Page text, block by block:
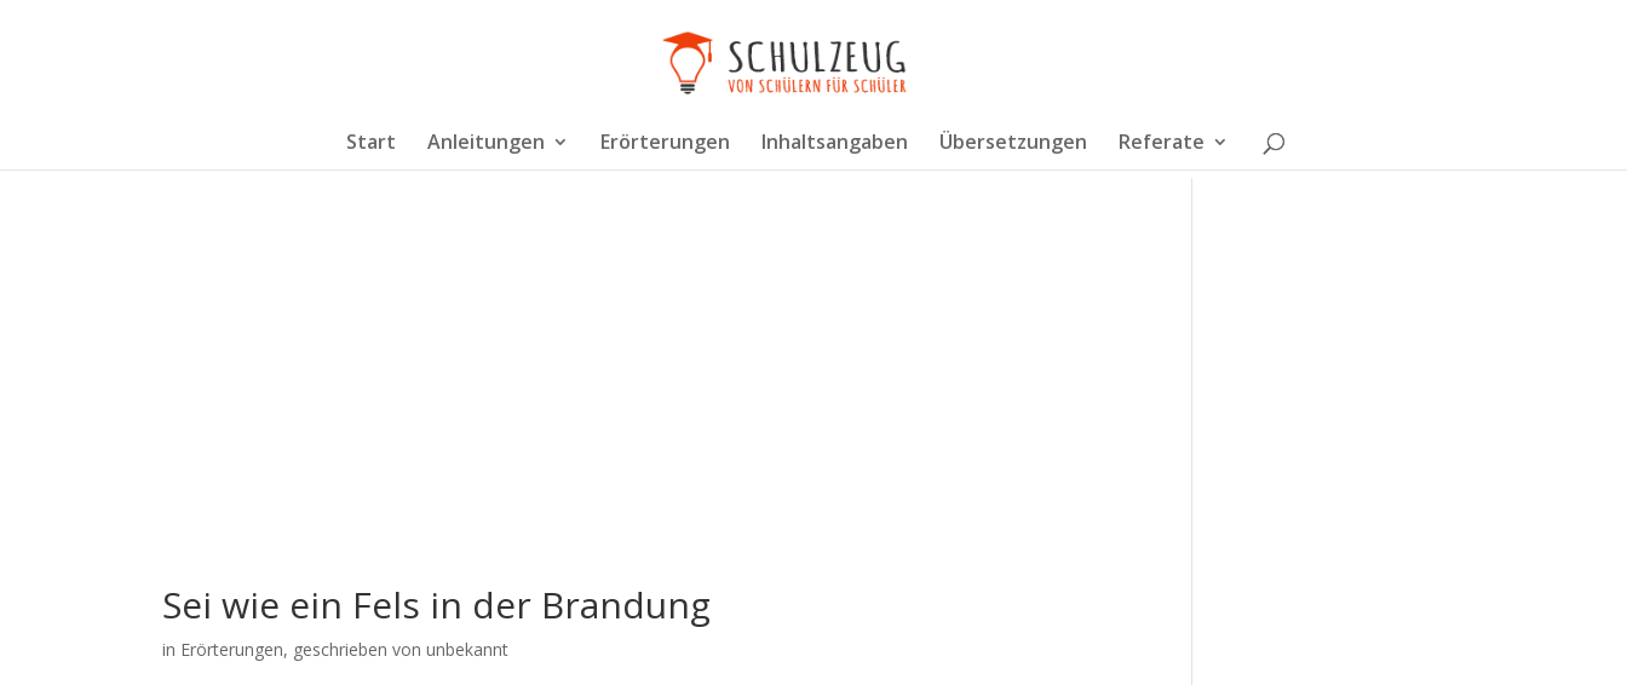
Start Anleitungen Erörterungen Inhaltsangaben Übersetzungen Referate
Sei wie ein Fels in der Brandung
in Erörterungen, geschrieben von unbekannt